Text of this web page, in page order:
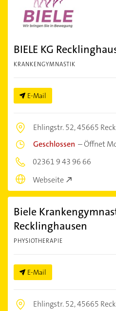
BIELE KG
KRANKENGYMNASTIK
E-Mail
Ehlingstr. 52,45665
Geschlossen –Öffnet
02361 9 43 96 66
Webseite
Biele
Recklinghausen
PHYSIOTHERAPIE
E-Mail
Ehlingstr. 52,45665